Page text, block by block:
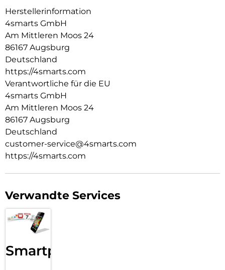
Größenverstellbare Handschlaufe:
Die Handschlaufe bietet Komfort und (Griff-)Sicherheit: So
können absturzfrei Zeichnungen betrachtet, bearbeitet oder
die E-Mails gecheckt werden.
Verschlussfähige Aussparungen:
Die passgenauen Bedienelemente des Rugged Case Grip für
Samsung Galaxy Tab S11 erhalten die perfekte Bedienbarkeit
deines Tablets. Außerdem lässt sich die Hülle für den
Rundumschutz deines Tablets ganz einfach montieren.
Herstellerinformation
4smarts GmbH
Am Mittleren Moos 24
86167 Augsburg
Deutschland
https://4smarts.com
Verantwortliche für die EU
4smarts GmbH
Am Mittleren Moos 24
86167 Augsburg
Deutschland
customer-service@4smarts.com
https://4smarts.com
Verwandte Services
Smartphone